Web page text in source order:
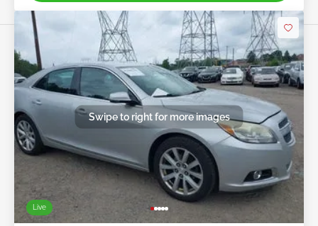
Live
Swipe to right for more images